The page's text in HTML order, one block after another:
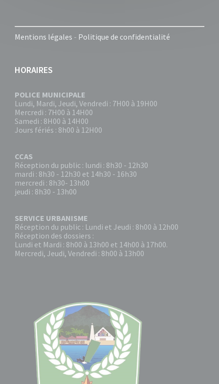
Mentions légales - Politique de confidentialité
HORAIRES
POLICE MUNICIPALE
Lundi, Mardi, Jeudi, Vendredi : 7H00 à 19H00
Mercredi : 7H00 à 14H00
Samedi : 8H00 à 14H00
Jours fériés : 8h00 à 12H00
CCAS
Réception du public : lundi : 8h30 - 12h30
mardi : 8h30 - 12h30 et 14h30 - 16h30
mercredi : 8h30- 13h00
jeudi : 8h30 - 13h00
SERVICE URBANISME
Réception du public : Lundi et Jeudi : 8h00 à 12h00
Réception des dossiers :
Lundi et Mardi : 8h00 à 13h00 et 14h00 à 17h00.
Mercredi, Jeudi, Vendredi : 8h00 à 13h00